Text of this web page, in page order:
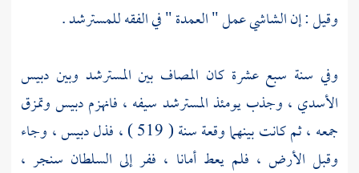
وقيل : إنالشاشيعمل " العمدة " في الفقهللمسترشد.
وفي سنة سبع عشرة كان المصاف بين المسترشد وبين دبيس
الأسدي ، وجذب يومئذالمسترشد سيفه ، فانهزمدبيسوتمزق
جمعه ، ثم كانت بينهما وقعة سنة ( 519 ) ، فذل
دبيس، وجاء
وقبل الأرض ، فلم يعط أمانا ، ففر إلى السلطان سنجر ،